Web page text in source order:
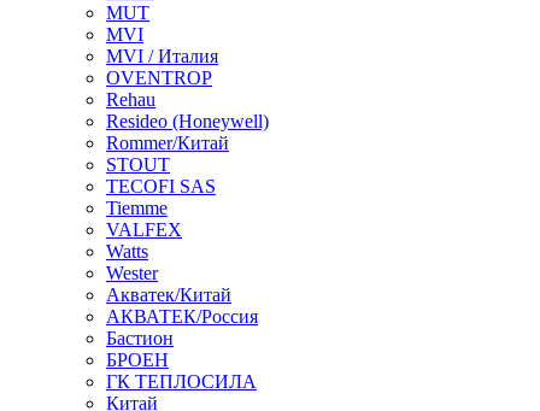
MUT
MVI
MVI / Италия
OVENTROP
Rehau
Resideo (Honeywell)
Rommer/Китай
STOUT
TECOFI SAS
Tiemme
VALFEX
Watts
Wester
Акватек/Китай
АКВАТЕК/Россия
Бастион
БРОЕН
ГК ТЕПЛОСИЛА
Китай